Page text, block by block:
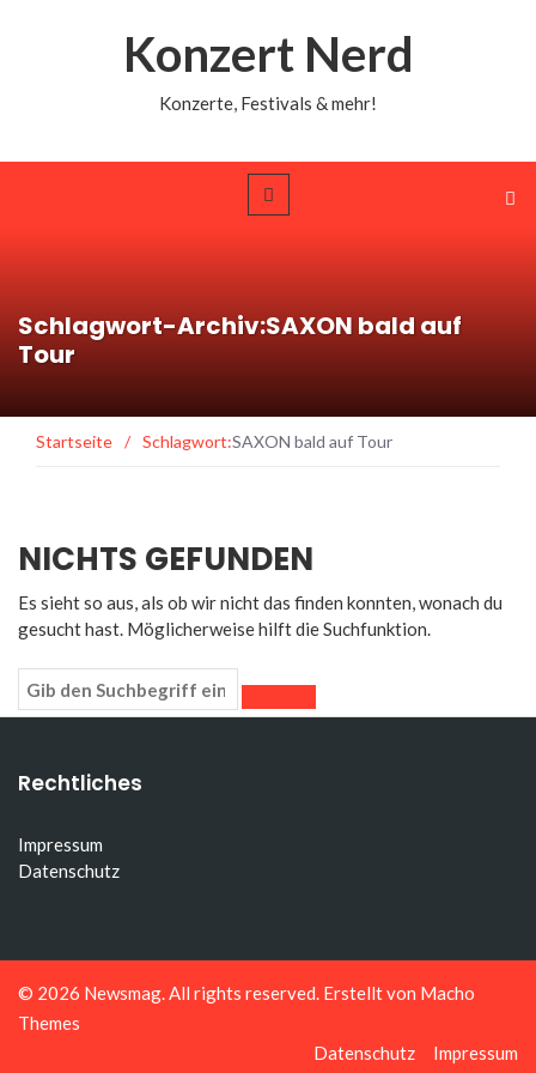
Konzert Nerd
Konzerte, Festivals & mehr!
Schlagwort-Archiv:SAXON bald auf
Tour
Startseite / Schlagwort:SAXON bald auf Tour
NICHTS GEFUNDEN
Es sieht so aus, als ob wir nicht das finden konnten, wonach du
gesucht hast. Möglicherweise hilft die Suchfunktion.
Rechtliches
Impressum
Datenschutz
© 2026 Newsmag . All rights reserved. Erstellt von Macho
Themes
Datenschutz
Impressum